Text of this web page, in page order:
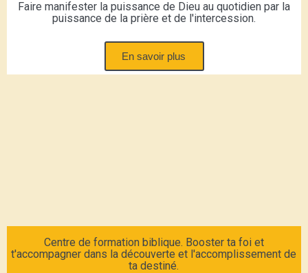
Faire manifester la puissance de Dieu au quotidien par la
puissance de la prière et de l'intercession.
En savoir plus
Centre de formation biblique. Booster ta foi et
t'accompagner dans la découverte et l'accomplissement de
ta destiné.